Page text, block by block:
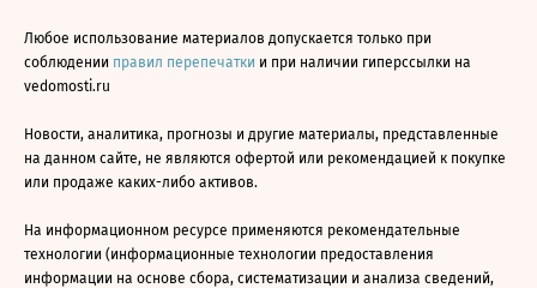
Любое использование материалов допускается только при
соблюдении правил перепечатки и при наличии гиперссылки на
vedomosti.ru
Новости, аналитика, прогнозы и другие материалы, представленные
на данном сайте, не являются офертой или рекомендацией к покупке
или продаже каких-либо активов.
На информационном ресурсе применяются рекомендательные
технологии (информационные технологии предоставления
информации на основе сбора, систематизации и анализа сведений,